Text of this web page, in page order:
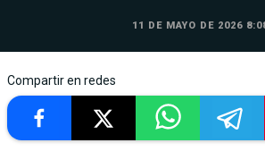
11 DE MAYO DE 2026
Compartir en redes